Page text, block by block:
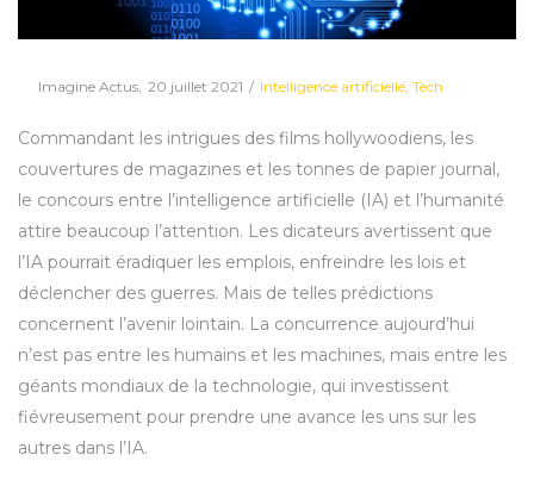
Imagine Actus Posted
20 juillet 2021
Posted
Intelligence artificielle Tech
Commandant les intrigues des films hollywoodiens, les
couvertures de magazines et les tonnes de papier journal,
le concours entre l’intelligence artificielle (IA) et l’humanité
attire beaucoup l’attention. Les dicateurs avertissent que
l’IA pourrait éradiquer les emplois, enfreindre les lois et
déclencher des guerres. Mais de telles prédictions
concernent l’avenir lointain. La concurrence aujourd’hui
n’est pas entre les humains et les machines, mais entre les
géants mondiaux de la technologie, qui investissent
fiévreusement pour prendre une avance les uns sur les
autres dans l’IA.